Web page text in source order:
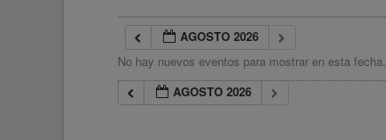
AGOSTO 2026
No hay nuevos eventos para mostrar en esta fecha.
AGOSTO 2026